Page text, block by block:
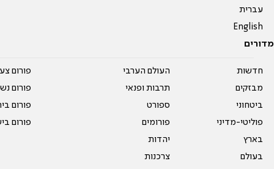
עברית
English
מדורים
חדשות
מבזקים
ביטחוני
פוליטי-מדיני
בארץ
בעולם
העולם הערבי
תרבות ופנאי
ספורט
פורומים
יהדות
צרכנות
פורום
פורום
פורום
פורום